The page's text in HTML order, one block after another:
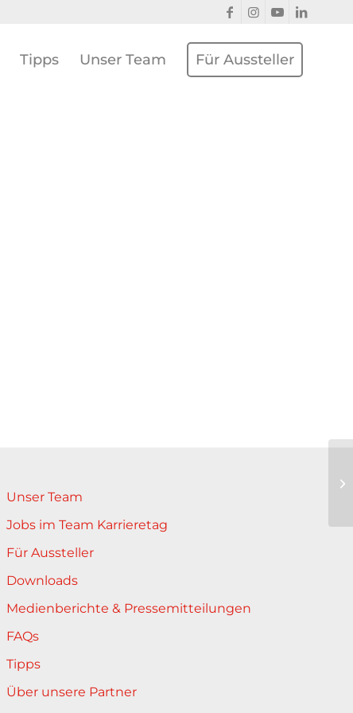
Tipps Unser Team Für Aussteller
Unser Team
Jobs im Team Karrieretag
Für Aussteller
Downloads
Medienberichte & Pressemitteilungen
FAQs
Tipps
Über unsere Partner